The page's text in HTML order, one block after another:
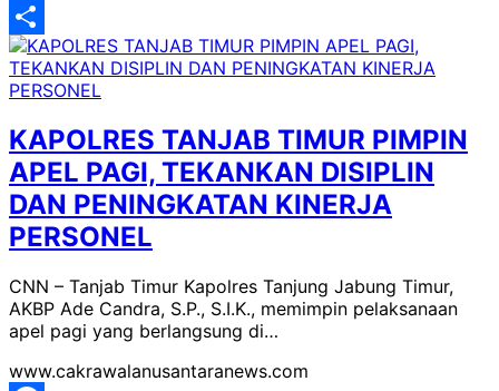
Classroom
Yahoo
Mail
Share
KAPOLRES TANJAB TIMUR PIMPIN
APEL PAGI, TEKANKAN DISIPLIN
DAN PENINGKATAN KINERJA
PERSONEL
CNN – Tanjab Timur Kapolres Tanjung Jabung Timur,
AKBP Ade Candra, S.P., S.I.K., memimpin pelaksanaan
apel pagi yang berlangsung di…
www.cakrawalanusantaranews.com